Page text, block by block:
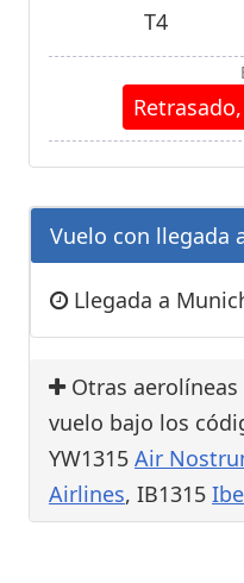
T4
Vuelo con llegada
Llegada a
Otras
vuelo bajo los
YW1315 Air
Airlines, IB1315